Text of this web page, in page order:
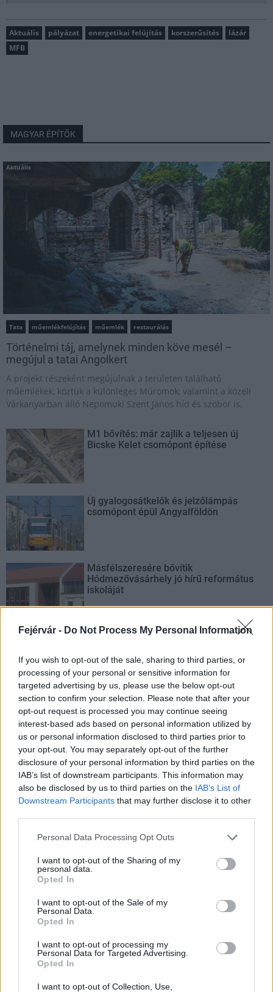
Fejérvár - Do Not Process My Personal Information
If you wish to opt-out of the sale, sharing to third parties, or
processing of your personal or sensitive information for
targeted advertising by us, please use the below opt-out
section to confirm your selection. Please note that after your
opt-out request is processed you may continue seeing
interest-based ads based on personal information utilized by
us or personal information disclosed to third parties prior to
your opt-out. You may separately opt-out of the further
disclosure of your personal information by third parties on the
IAB’s list of downstream participants. This information may
also be disclosed by us to third parties on the IAB’s List of
Downstream Participants that may further disclose it to other
Please note that this website/app uses one or more Google
not limited to your visit or usage behaviour. You may click to
grant or deny consent to Google and its third-party tags to
use your data for below specified purposes in below Google
consent section.
Personal Data Processing Opt Outs
I want to opt-out of the Sharing of my
personal data.
Opted In
I want to opt-out of the Sale of my
Personal Data.
Opted In
I want to opt-out of processing my
Personal Data for Targeted Advertising.
Opted In
I want to opt-out of Collection, Use,
Aktuális pályázat energetikai felújítás korszerűsítés
lázár
MFB
MAGYAR ÉPÍTŐK
Aktuális
Tata műemlékfelújítás műemlék restaurálás
Történelmi táj, amelynek minden köve mesél –
megújul a tatai Angolkert
A projekt részeként megújulnak a területen található
műemlékek, köztük a különleges Műromok, valamint a közeli
Várkanyarban álló Nepomuki Szent János híd és szobor is.
M1 bővítés: már zajlik a teljesen új
Bicske Kelet csomópont építése
Új gyalogosátkelők és jelzőlámpás
csomópont épül Angyalföldön
Másfélszeresére bővítik
Hódmezővásárhely jó hírű református
iskoláját
Látványos építési szakasz indult be a
AJÁNLJUK MÉG
Aktuális
Paks II.: Mit jelent az 5. blokk új mérföldköve a
felülvizsgálat árnyékában?
Helyi hírek